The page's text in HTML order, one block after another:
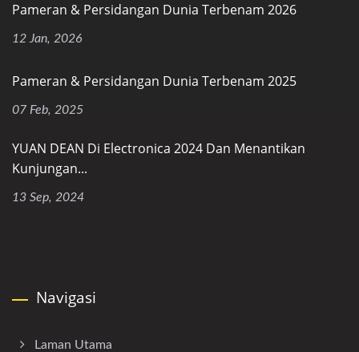
Pameran & Persidangan Dunia Terbenam 2026
12 Jan, 2026
Pameran & Persidangan Dunia Terbenam 2025
07 Feb, 2025
YUAN DEAN Di Electronica 2024 Dan Menantikan
Kunjungan...
13 Sep, 2024
Navigasi
Laman Utama